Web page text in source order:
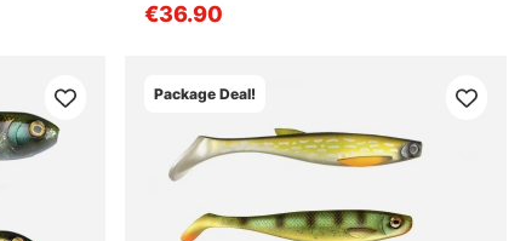
€36.90
Package Deal!